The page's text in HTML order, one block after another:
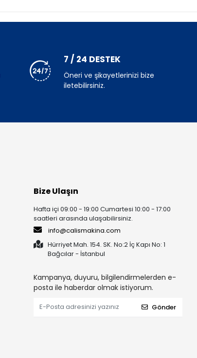
7 / 24 DESTEK
Öneri ve şikayetlerinizi bize
iletebilirsiniz.
Bize Ulaşın
Hafta içi 09:00 - 19:00 Cumartesi 10:00 - 17:00
saatleri arasında ulaşabilirsiniz.
info@calismakina.com
Hürriyet Mah. 154. SK. No:2 İç Kapı No: 1
Bağcılar - İstanbul
Kampanya, duyuru, bilgilendirmelerden e-
posta ile haberdar olmak istiyorum.
Gönder